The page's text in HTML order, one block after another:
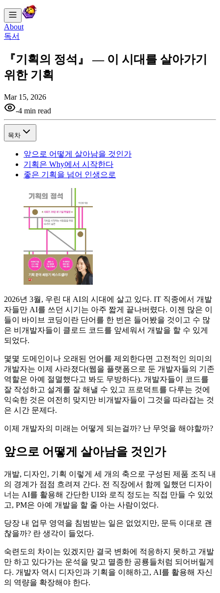
About
독서
『기획의 정석』 — 이 시대를 살아가기
위한 기획
Mar 15, 2026
-4 min read
목차
앞으로 어떻게 살아남을 것인가
기획은 Why에서 시작한다
좋은 기획을 넘어 인생으로
2026년 3월, 우린 대 AI의 시대에 살고 있다. IT 직종에서 개발
자들만 AI를 쓰던 시기는 아주 짧게 끝나버렸다. 이젠 많은 이
들이 바이브 코딩이란 단어를 한 번은 들어봤을 것이고 수 많
은 비개발자들이 클로드 코드를 앞세워서 개발을 할 수 있게
되었다.
몇몇 도메인이나 오래된 언어를 제외한다면 고전적인 의미의
개발자는 이제 사라졌다(웹을 플랫폼으로 둔 개발자들의 기존
역할은 아예 절멸했다고 봐도 무방하다). 개발자들이 코드를
잘 작성하고 설계를 잘 해낼 수 있고 프로덕트를 다루는 것에
익숙한 것은 여전히 맞지만 비개발자들이 그것을 따라잡는 것
은 시간 문제다.
이제 개발자의 미래는 어떻게 되는걸까? 난 무엇을 해야할까?
앞으로 어떻게 살아남을 것인가
개발, 디자인, 기획 이렇게 세 개의 축으로 구성된 제품 조직 내
의 경계가 점점 흐려져 간다. 전 직장에서 함께 일했던 디자이
너는 AI를 활용해 간단한 UI와 로직 정도는 직접 만들 수 있었
고, PM은 아예 개발을 할 줄 아는 사람이었다.
당장 내 업무 영역을 침범받는 일은 없었지만, 문득 이대로 괜
찮을까? 란 생각이 들었다.
숙련도의 차이는 있겠지만 결국 변화에 적응하지 못하고 개발
만 하고 있다가는 운석을 맞고 멸종한 공룡들처럼 되어버릴게
다. 개발자 역시 디자인과 기획을 이해하고, AI를 활용해 자신
의 역량을 확장해야 한다.